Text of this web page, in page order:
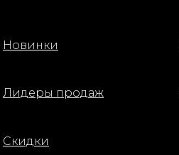
Новинки
Лидеры продаж
Скидки